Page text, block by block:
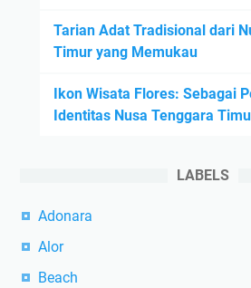
Tarian Adat Tradisional dari
Timur yang Memukau
Ikon Wisata Flores: Sebagai
Identitas Nusa Tenggara
LABELS
Adonara
Alor
Beach